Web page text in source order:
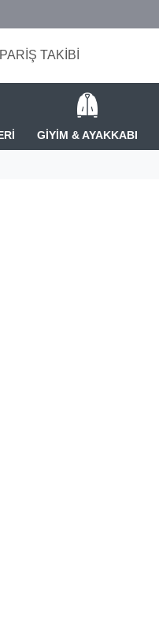
TAKİBİ
GİYİM & AYAKKABI